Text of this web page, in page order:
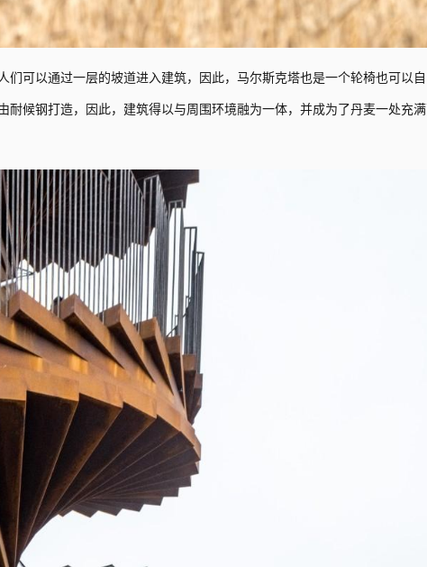
们可以通过一层的坡道进入建筑，因此，马尔斯克塔也是一个轮椅也可以
候钢打造，因此，建筑得以与周围环境融为一体，并成为了丹麦一处充